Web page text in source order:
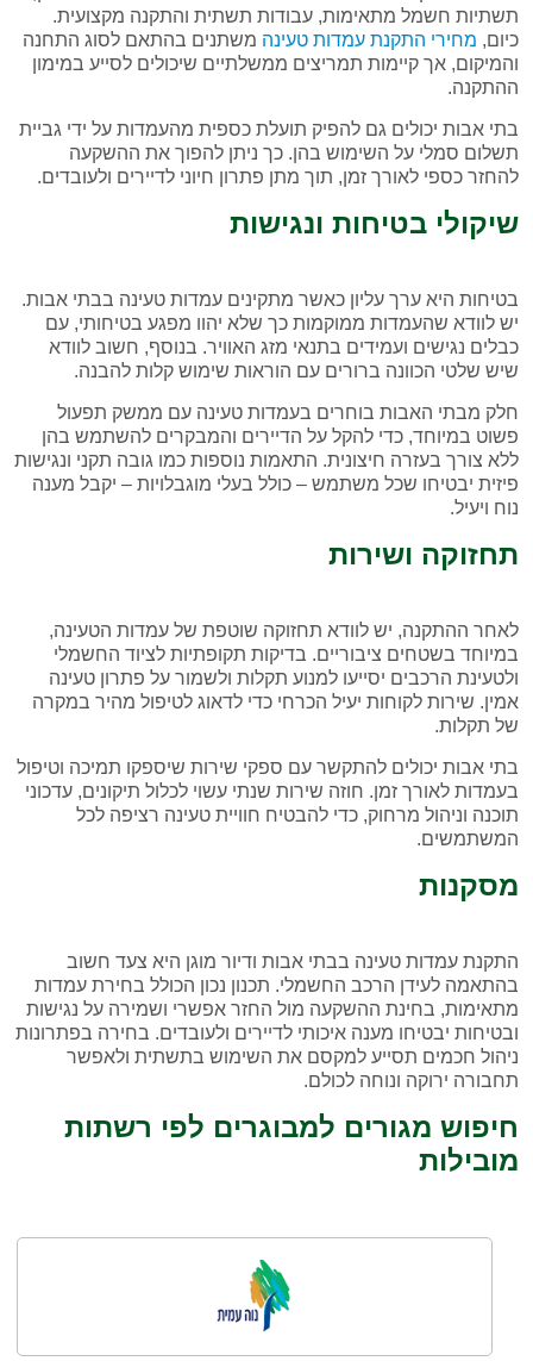
תשתיות חשמל מתאימות, עבודות תשתית והתקנה מקצועית.
כיום, מחירי התקנת עמדות טעינה משתנים בהתאם לסוג התחנה
והמיקום, אך קיימות תמריצים ממשלתיים שיכולים לסייע במימון
ההתקנה.
בתי אבות יכולים גם להפיק תועלת כספית מהעמדות על ידי גביית
תשלום סמלי על השימוש בהן. כך ניתן להפוך את ההשקעה
להחזר כספי לאורך זמן, תוך מתן פתרון חיוני לדיירים ולעובדים.
שיקולי בטיחות ונגישות
בטיחות היא ערך עליון כאשר מתקינים עמדות טעינה בבתי אבות.
יש לוודא שהעמדות ממוקמות כך שלא יהוו מפגע בטיחותי, עם
כבלים נגישים ועמידים בתנאי מזג האוויר. בנוסף, חשוב לוודא
שיש שלטי הכוונה ברורים עם הוראות שימוש קלות להבנה.
חלק מבתי האבות בוחרים בעמדות טעינה עם ממשק תפעול
פשוט במיוחד, כדי להקל על הדיירים והמבקרים להשתמש בהן
ללא צורך בעזרה חיצונית. התאמות נוספות כמו גובה תקני ונגישות
פיזית יבטיחו שכל משתמש – כולל בעלי מוגבלויות – יקבל מענה
נוח ויעיל.
תחזוקה ושירות
לאחר ההתקנה, יש לוודא תחזוקה שוטפת של עמדות הטעינה,
במיוחד בשטחים ציבוריים. בדיקות תקופתיות לציוד החשמלי
ולטעינת הרכבים יסייעו למנוע תקלות ולשמור על פתרון טעינה
אמין. שירות לקוחות יעיל הכרחי כדי לדאוג לטיפול מהיר במקרה
של תקלות.
בתי אבות יכולים להתקשר עם ספקי שירות שיספקו תמיכה וטיפול
בעמדות לאורך זמן. חוזה שירות שנתי עשוי לכלול תיקונים, עדכוני
תוכנה וניהול מרחוק, כדי להבטיח חוויית טעינה רציפה לכל
המשתמשים.
מסקנות
התקנת עמדות טעינה בבתי אבות ודיור מוגן היא צעד חשוב
בהתאמה לעידן הרכב החשמלי. תכנון נכון הכולל בחירת עמדות
מתאימות, בחינת ההשקעה מול החזר אפשרי ושמירה על נגישות
ובטיחות יבטיחו מענה איכותי לדיירים ולעובדים. בחירה בפתרונות
ניהול חכמים תסייע למקסם את השימוש בתשתית ולאפשר
תחבורה ירוקה ונוחה לכולם.
חיפוש מגורים למבוגרים לפי רשתות
מובילות